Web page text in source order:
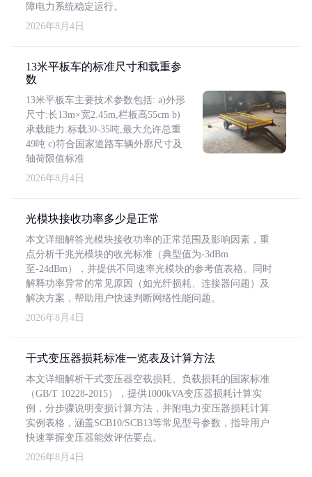
障电力系统稳定运行。
2026年8月4日
13米平板车的标准尺寸和载重参
数
13米平板车主要技术参数包括: a)外形
尺寸:长13m×宽2.45m,栏板高55cm b)
承载能力:标载30-35吨,最大允许总重
49吨 c)符合国家道路车辆外廓尺寸及
轴荷限值标准
2026年8月4日
光模块接收功率多少是正常
本文详细解答光模块接收功率的正常范围及影响因素，重
点分析千兆光模块的收光标准（典型值为-3dBm
至-24dBm），并提供不同速率光模块的参考值表格。同时
解释功率异常的常见原因（如光纤损耗、连接器问题）及
解决方案，帮助用户快速判断网络性能问题。
2026年8月4日
干式变压器损耗标准一览表及计算方法
本文详细解析干式变压器空载损耗、负载损耗的国家标准
（GB/T 10228-2015），提供1000kVA变压器损耗计算实
例，分步骤说明变损计算方法，并附电力变压器损耗计算
实例表格，涵盖SCB10/SCB13等常见型号参数，指导用户
快速掌握变压器能效评估要点。
2026年8月4日